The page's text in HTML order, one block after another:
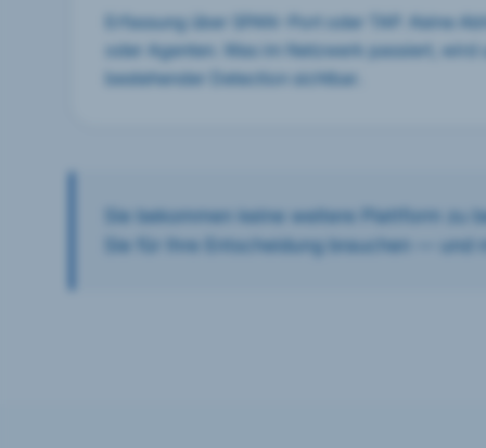
Erfassung über SPAN-Port oder TAP. Keine
oder Agenten. Was im Netzwerk passiert, wird
bestehender Detection sichtbar.
Sie bekommen keine weitere Plattform zu
Sie für Ihre Entscheidung brauchen — und